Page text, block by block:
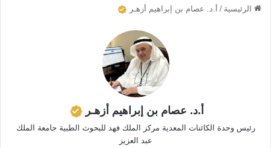
الرئيسية / أ.د. عصام بن إبراهيم أزهـر
أ.د. عصام بن إبراهيم أزهـر
رئيس وحدة الكائنات المعدية مركز الملك فهد للبحوث الطبية جامعة الملك
عبد العزيز